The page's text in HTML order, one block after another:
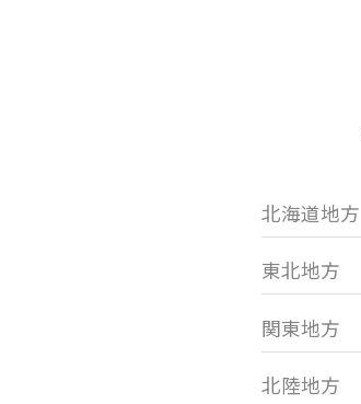
北海道地方
東北地方
関東地方
北陸地方